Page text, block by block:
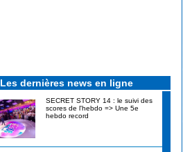
Les dernières news en ligne
SECRET STORY 14 : le suivi des
scores de l'hebdo => Une 5e
hebdo record